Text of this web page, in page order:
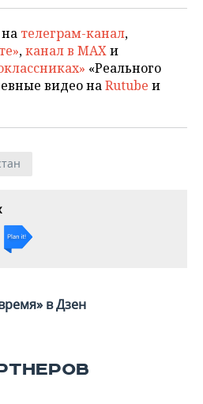
телеграм-канал,
,канал в MAXи
«Реального
видео наRutube и
в Дзен